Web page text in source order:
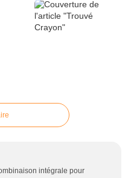
intégrale pour